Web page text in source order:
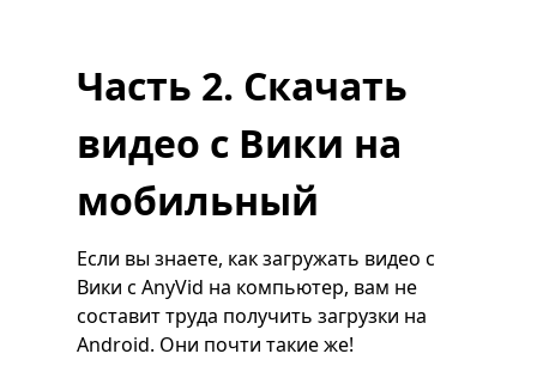
Часть 2. Скачать
видео с Вики на
мобильный
Если вы знаете, как загружать видео с
Вики с AnyVid на компьютер, вам не
составит труда получить загрузки на
Android. Они почти такие же!